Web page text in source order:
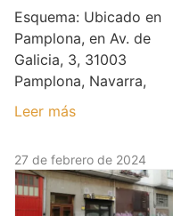
Esquema: Ubicado en
Pamplona, en Av. de
Galicia, 3, 31003
Pamplona, Navarra,
Leer más
27 de febrero de 2024